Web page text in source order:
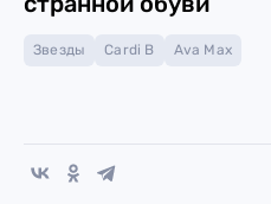
Звезды Cardi B Ava Max